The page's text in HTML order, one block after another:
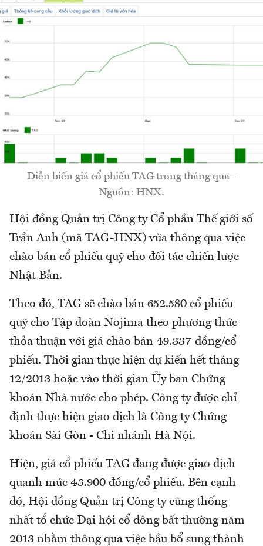
Diễn biến giá cổ phiếu TAG trong tháng qua -
Nguồn: HNX.
Hội đồng Quản trị Công ty Cổ phần Thế giới số
Trần Anh (mã TAG-HNX) vừa thông qua việc
chào bán cổ phiếu quỹ cho đối tác chiến lược
Nhật Bản.
Theo đó, TAG sẽ chào bán 652.580 cổ phiếu
quỹ cho Tập đoàn Nojima theo phương thức
thỏa thuận với giá chào bán 49.337 đồng/cổ
phiếu. Thời gian thực hiện dự kiến hết tháng
12/2013 hoặc vào thời gian Ủy ban Chứng
khoán Nhà nước cho phép. Công ty được chỉ
định thực hiện giao dịch là Công ty Chứng
khoán Sài Gòn - Chi nhánh Hà Nội.
Hiện, giá cổ phiếu TAG đang được giao dịch
quanh mức 43.900 đồng/cổ phiếu. Bên cạnh
đó, Hội đồng Quản trị Công ty cũng thống
nhất tổ chức Đại hội cổ đông bất thường năm
2013 nhằm thông qua việc bầu bổ sung thành